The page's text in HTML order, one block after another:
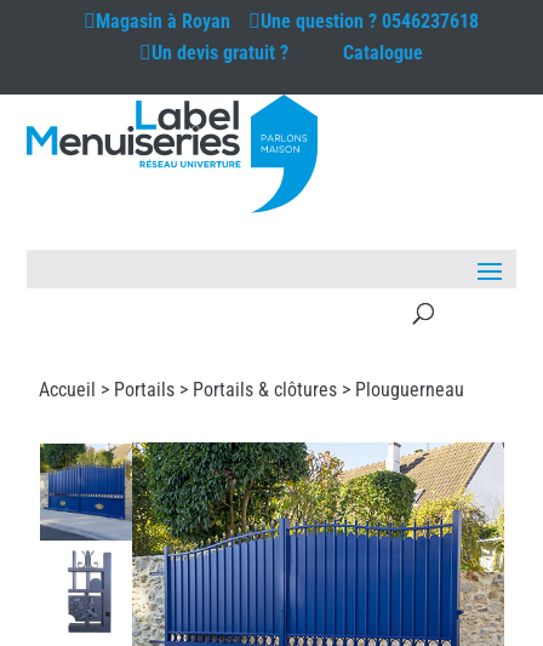
Magasin à Royan Une question ? 0546237618
Un devis gratuit ?
Catalogue
Accueil > Portails > Portails & clôtures > Plouguerneau